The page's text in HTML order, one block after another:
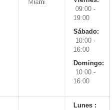
Miami
09:00 -
19:00
Sábado:
10:00 -
16:00
Domingo:
10:00 -
16:00
Lunes :